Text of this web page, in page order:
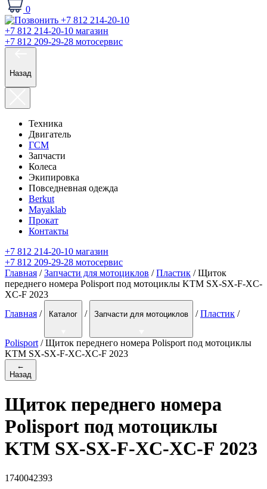
0
+7 812 214-20-10 магазин
+7 812 209-29-28 мотосервис
Назад
Техника
Двигатель
ГСМ
Запчасти
Колеса
Экипировка
Повседневная одежда
Berkut
Mayaklab
Прокат
Контакты
+7 812 214-20-10 магазин
+7 812 209-29-28 мотосервис
Главная /Запчасти для мотоциклов /Пластик / Щиток
переднего номера Polisport под мотоциклы KTM SX-SX-F-XC-
XC-F 2023
Главная / Каталог / Запчасти для мотоциклов / Пластик /
Polisport / Щиток переднего номера Polisport под мотоциклы
KTM SX-SX-F-XC-XC-F 2023
←
Назад
Щиток переднего номера
Polisport под мотоциклы
KTM SX-SX-F-XC-XC-F 2023
1740042393